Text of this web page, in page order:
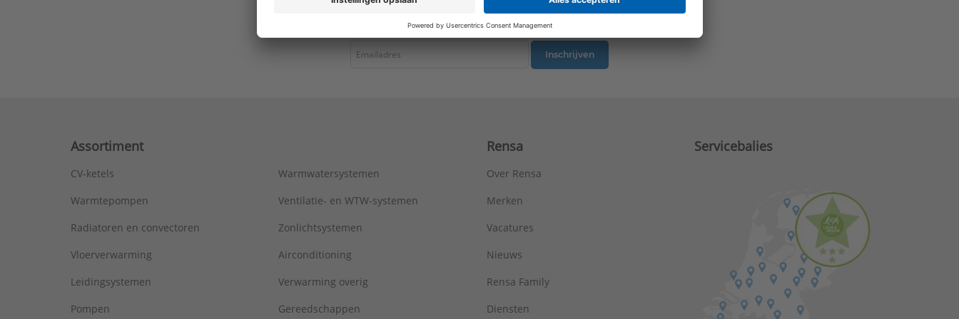
Inschrijven
Assortiment
CV-ketels
Warmtepompen
Radiatoren en convectoren
Vloerverwarming
Leidingsystemen
Pompen
Warmwatersystemen
Ventilatie- en WTW-systemen
Zonlichtsystemen
Airconditioning
Verwarming overig
Gereedschappen
Rensa
Over Rensa
Merken
Vacatures
Nieuws
Rensa Family
Diensten
Servicebalies